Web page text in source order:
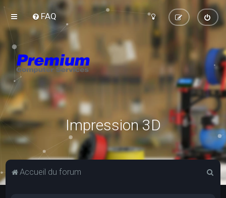
FAQ
Impression 3D
Accueil du forum